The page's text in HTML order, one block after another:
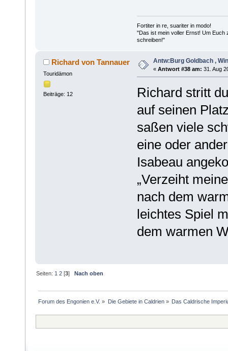
Fortiter in re, suariter in modo!
"Das ist mein voller Ernst! Um Euch
schreiben!"
Richard von Tannauer
Touridämon
Beiträge: 12
Antw:Burg Goldbach ,
« Antwort #38 am: 31. Aug
Richard stritt
auf seinen
saßen viele
eine oder
Isabeau
„Verzeiht
nach dem
leichtes Spiel
dem warmen
Seiten: 1 2 [3]Nach oben
Forum des Engonien e.V. » Die Gebiete in Caldrien» Das Caldrische